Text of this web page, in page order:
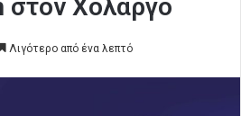
Χολαργό
Λιγότερο από ένα λεπτό